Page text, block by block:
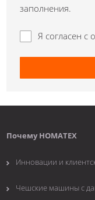
заполнения.
Я согласен с
Почему НОМАТЕХ
Инновации и
Чешские машины с